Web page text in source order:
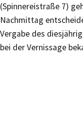
(Spinnereistraße 7)
Nachmittag
Vergabe des
bei der Vernissage